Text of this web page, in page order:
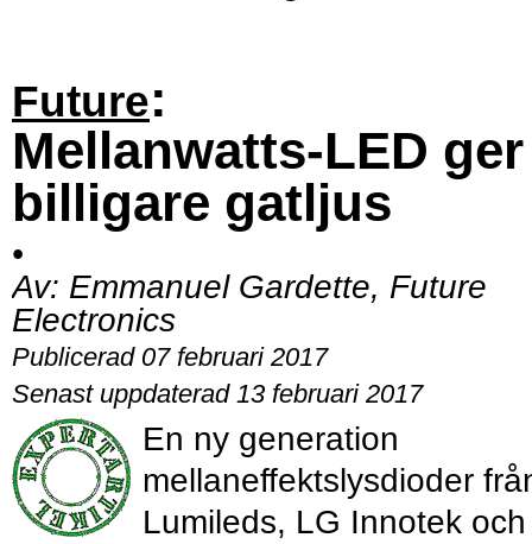
Future:
Mellanwatts-LED ger
billigare gatljus
•
Av: Emmanuel Gardette, Future
Electronics
Publicerad 07 februari 2017
Senast uppdaterad 13 februari 2017
En ny generation
mellaneffektslysdioder
Lumileds, LG Innotek och